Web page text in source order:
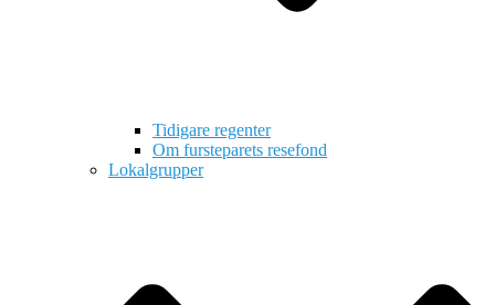
Tidigare regenter
Om fursteparets resefond
Lokalgrupper